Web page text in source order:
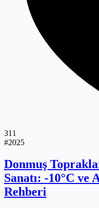
311
#2025
Donmuş
Sanatı: -10°C
Rehberi